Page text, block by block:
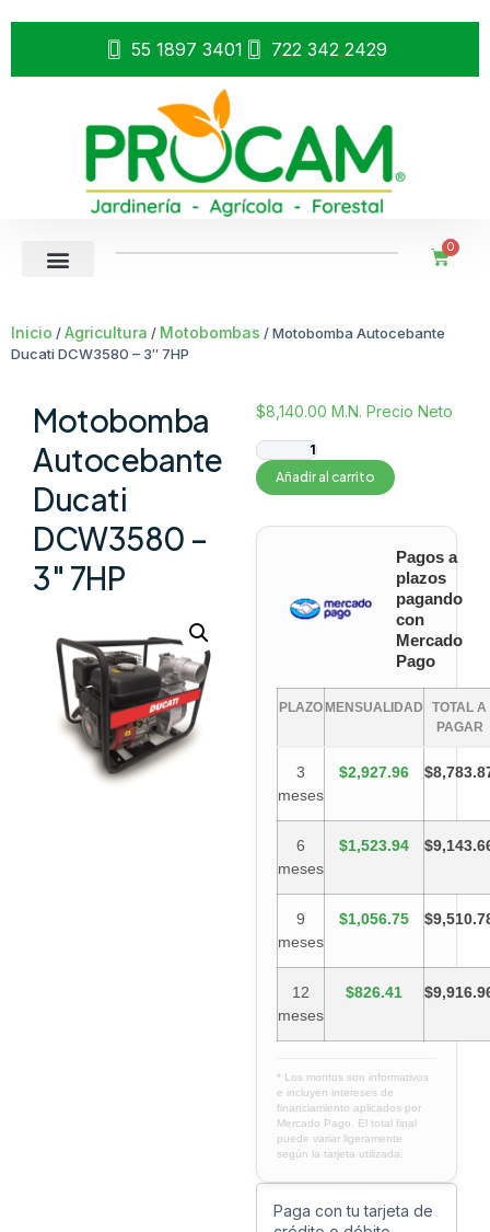
55 1897 3401 722 342 2429
0
Inicio /Agricultura / Motobombas / Motobomba Autocebante
Ducati DCW3580 – 3″ 7HP
Motobomba
Autocebante
Ducati
DCW3580 –
3″ 7HP
$8,140.00 M.N. Precio Neto
Añadir al carrito
Pagos a
plazos
pagando
con
Mercado
Pago
PLAZO MENSUALIDAD
TOTAL A
PAGAR
3
meses
$2,927.96
6
meses
$1,523.94
9
meses
$1,056.75
12
meses
$826.41
* Los montos son informativos
e incluyen intereses de
financiamiento aplicados por
Mercado Pago. El total final
puede variar ligeramente
según la tarjeta utilizada.
Paga con tu tarjeta de